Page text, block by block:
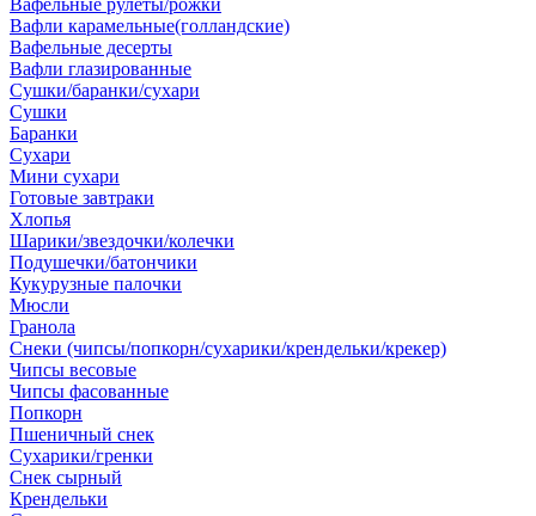
Вафельные рулеты/рожки
Вафли карамельные(голландские)
Вафельные десерты
Вафли глазированные
Сушки/баранки/сухари
Сушки
Баранки
Сухари
Мини сухари
Готовые завтраки
Хлопья
Шарики/звездочки/колечки
Подушечки/батончики
Кукурузные палочки
Мюсли
Гранола
Снеки (чипсы/попкорн/сухарики/крендельки/крекер)
Чипсы весовые
Чипсы фасованные
Попкорн
Пшеничный снек
Сухарики/гренки
Снек сырный
Крендельки